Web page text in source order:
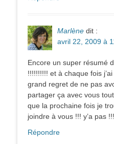
Marlène dit :
avril 22, 2009 à
Encore un super résumé
!!!!!!!!!! et à chaque fois
grand regret de ne pas
partager ça avec vous
que la prochaine fois je
joindre à vous !!! y’a pas
Répondre